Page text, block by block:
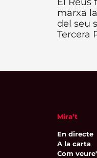
marxa
del seu
Tercera
Mira’t
En directe
A la carta
Com